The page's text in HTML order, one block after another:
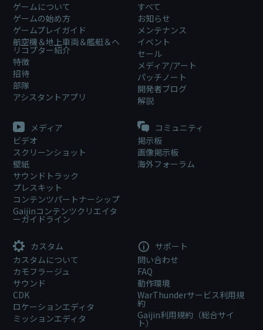
ゲームについて
ゲームの始め方
ゲームプレイガイド
航空機＆地上車両＆艦艇＆ヘ
リコプター紹介
特徴
招待
部隊
アシスタントアプリ
すべて
お知らせ
メンテナンス
イベント
セール
メディア/アート
パッチノート
開発者ブログ
解説
メディア
ビデオ
スクリーンショット
壁紙
サウンドトラック
プレスキット
コンテンツパートナーシップ
Gaijinコンテンツクリエイタ
ーガイドライン
コミュニティ
掲示板
画像掲示板
海外フォーラム
カスタム
カスタムについて
カモフラージュ
サウンド
CDK
ロケーションエディタ
ミッションエディタ
サポート
問い合わせ
FAQ
動作環境
WarThunderサービス利用規
約
Gaijin利用規約（総合サイ
ト）